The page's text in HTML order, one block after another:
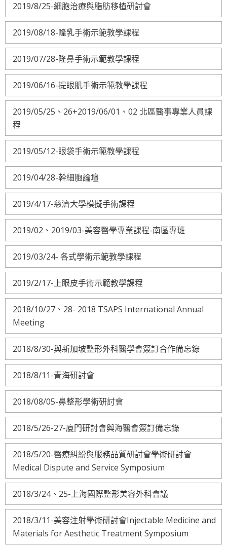
2019/8/25-細胞治療與脂肪移植研討會
2019/08/18-隆乳手術示範教學課程
2019/07/28-隆鼻手術示範教學課程
2019/06/16-提眼肌手術示範教學課程
2019/05/25、26+2019/06/01、02 北區醫事專業人員課
程
2019/05/12-眼袋手術示範教學課程
2019/04/28-幹細胞論壇
2019/4/17-慈濟大學模擬手術課程
2019/02、2019/03-美容醫學專業課程-南區專班
2019/03/24- 各式學術示範教學課程
2019/2/17-上眼皮手術示範教學課程
2018/10/27、28- 2018 TSAPS International Annual
Meeting
2018/8/30-與新加坡整形外科醫學會簽訂合作備忘錄
2018/8/11-青海研討會
2018/08/05-鼻整形學術研討會
2018/5/26-27-廈門研討會與海醫會簽訂備忘錄
2018/5/20-醫療糾紛與服務品質研討會學術研討會
Medical Dispute and Service Symposium
2018/3/24、25-上海國際整形美容外科會議
2018/3/11-美容注射學術研討會Injectable Medicine and
Materials for Aesthetic Treatment Symposium